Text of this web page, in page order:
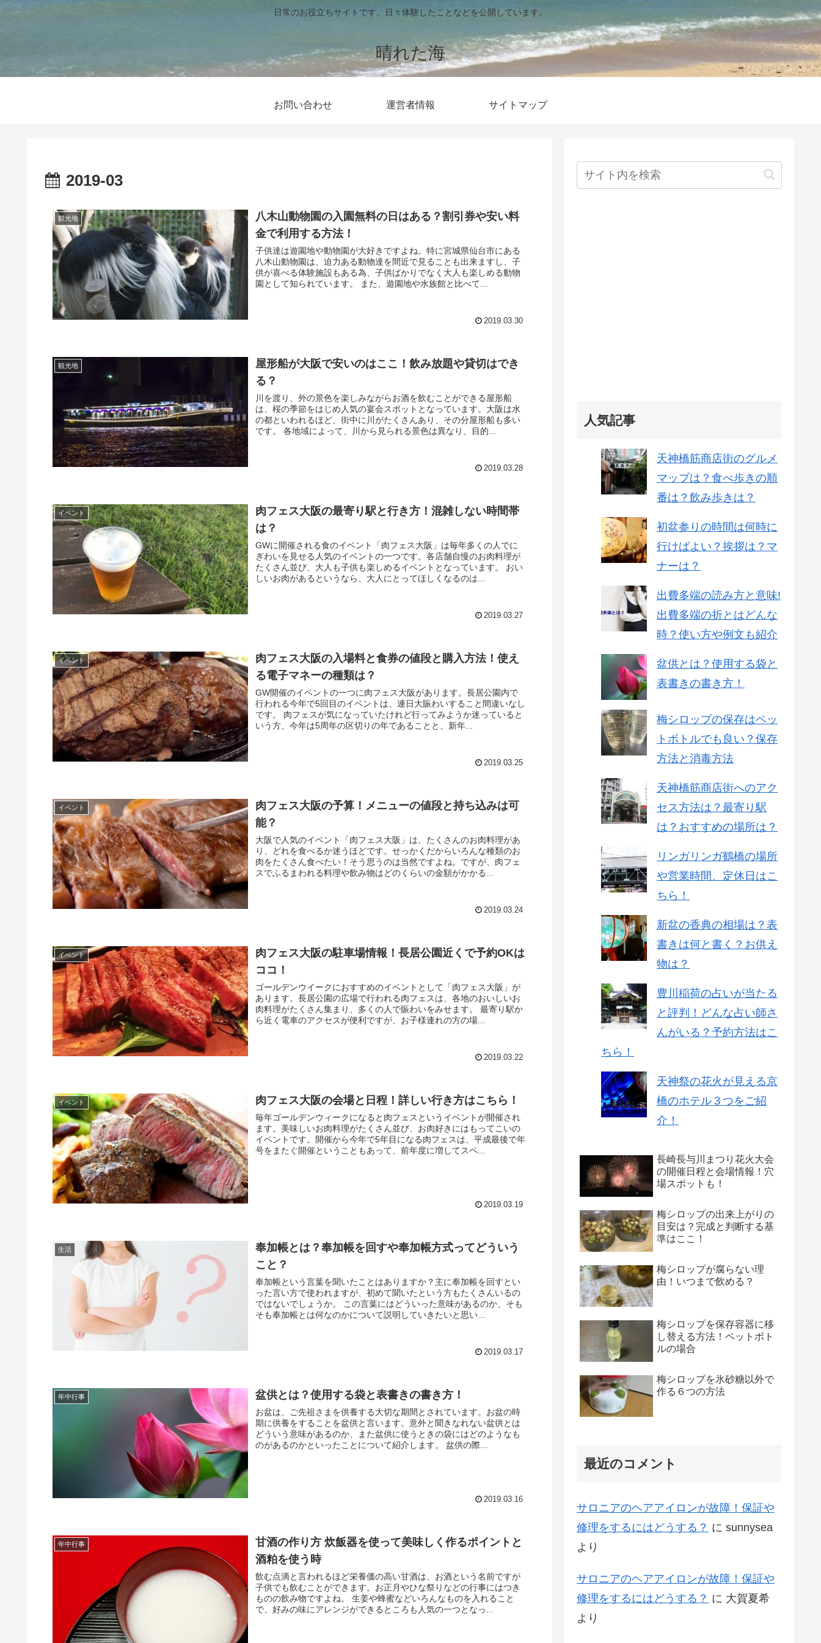
日常のお役立ちサイトです。日々体験したことなどを公開しています。
晴れた海
お問い合わせ 運営者情報 サイトマップ
2019-03
観光地
八木山動物園の入園無料の日はある？割引券や安い料
金で利用する方法！
子供達は遊園地や動物園が大好きですよね。特に宮城県仙台市にある
八木山動物園は、迫力ある動物達を間近で見ることも出来ますし、子
供が喜べる体験施設もある為、子供ばかりでなく大人も楽しめる動物
園として知られています。 また、遊園地や水族館と比べて...
2019.03.30
観光地
屋形船が大阪で安いのはここ！飲み放題や貸切はでき
る？
川を渡り、外の景色を楽しみながらお酒を飲むことができる屋形船
は、桜の季節をはじめ人気の宴会スポットとなっています。大阪は水
の都といわれるほど、街中に川がたくさんあり、その分屋形船も多い
です。 各地域によって、川から見られる景色は異なり、目的...
2019.03.28
イベント
肉フェス大阪の最寄り駅と行き方！混雑しない時間帯
は？
GWに開催される食のイベント「肉フェス大阪」は毎年多くの人でに
ぎわいを見せる人気のイベントの一つです。各店舗自慢のお肉料理が
たくさん並び、大人も子供も楽しめるイベントとなっています。 おい
しいお肉があるというなら、大人にとってほしくなるのは...
2019.03.27
イベント
肉フェス大阪の入場料と食券の値段と購入方法！使え
る電子マネーの種類は？
GW開催のイベントの一つに肉フェス大阪があります。長居公園内で
行われる今年で5回目のイベントは、連日大賑わいすること間違いなし
です。 肉フェスが気になっていたけれど行ってみようか迷っていると
いう方、今年は5周年の区切りの年であることと、新年...
2019.03.25
イベント
肉フェス大阪の予算！メニューの値段と持ち込みは可
能？
大阪で人気のイベント「肉フェス大阪」は、たくさんのお肉料理があ
り、どれを食べるか迷うほどです。せっかくだからいろんな種類のお
肉をたくさん食べたい！そう思うのは当然ですよね。ですが、肉フェ
スでふるまわれる料理や飲み物はどのくらいの金額がかかる...
2019.03.24
イベント
肉フェス大阪の駐車場情報！長居公園近くで予約OKは
ココ！
ゴールデンウイークにおすすめのイベントとして「肉フェス大阪」が
あります。長居公園の広場で行われる肉フェスは、各地のおいしいお
肉料理がたくさん集まり、多くの人で賑わいをみせます。 最寄り駅か
ら近く電車のアクセスが便利ですが、お子様連れの方の場...
2019.03.22
イベント 肉フェス大阪の会場と日程！詳しい行き方はこちら！
毎年ゴールデンウィークになると肉フェスというイベントが開催され
ます。美味しいお肉料理がたくさん並び、お肉好きにはもってこいの
イベントです。開催から今年で5年目になる肉フェスは、平成最後で年
号をまたぐ開催ということもあって、前年度に増してスペ...
2019.03.19
生活
奉加帳とは？奉加帳を回すや奉加帳方式ってどういう
こと？
奉加帳という言葉を聞いたことはありますか？主に奉加帳を回すとい
った言い方で使われますが、初めて聞いたという方もたくさんいるの
ではないでしょうか。 この言葉にはどういった意味があるのか、そも
そも奉加帳とは何なのかについて説明していきたいと思い...
2019.03.17
年中行事 盆供とは？使用する袋と表書きの書き方！
お盆は、ご先祖さまを供養する大切な期間とされています。お盆の時
期に供養をすることを盆供と言います。意外と聞きなれない盆供とは
どういう意味があるのか、また盆供に使うときの袋にはどのようなも
のがあるのかといったことについて紹介します。 盆供の際...
2019.03.16
年中行事
甘酒の作り方 炊飯器を使って美味しく作るポイントと
酒粕を使う時
飲む点滴と言われるほど栄養価の高い甘酒は、お酒という名前ですが
子供でも飲むことができます。お正月やひな祭りなどの行事にはつき
ものの飲み物ですよね。 生姜や蜂蜜などいろんなものを入れること
で、好みの味にアレンジができるところも人気の一つとなっ...
人気記事
天神橋筋商店街のグルメ
マップは？食べ歩きの順
番は？飲み歩きは？
初盆参りの時間は何時に
行けばよい？挨拶は？マ
ナーは？
出費多端の読み方と意味!
出費多端の折とはどんな
時？使い方や例文も紹介
盆供とは？使用する袋と
表書きの書き方！
梅シロップの保存はペッ
トボトルでも良い？保存
方法と消毒方法
天神橋筋商店街へのアク
セス方法は？最寄り駅
は？おすすめの場所は？
リンガリンガ鶴橋の場所
や営業時間、定休日はこ
ちら！
新盆の香典の相場は？表
書きは何と書く？お供え
物は？
豊川稲荷の占いが当たる
と評判！どんな占い師さ
んがいる？予約方法はこ
ちら！
天神祭の花火が見える京
橋のホテル３つをご紹
介！
長崎長与川まつり花火大会
の開催日程と会場情報！穴
場スポットも！
梅シロップの出来上がりの
目安は？完成と判断する基
準はここ！
梅シロップが腐らない理
由！いつまで飲める？
梅シロップを保存容器に移
し替える方法！ペットボト
ルの場合
梅シロップを氷砂糖以外で
作る６つの方法
最近のコメント
サロニアのヘアアイロンが故障！保証や
修理をするにはどうする？ に sunnysea
より
サロニアのヘアアイロンが故障！保証や
修理をするにはどうする？ に 大賀夏希
より